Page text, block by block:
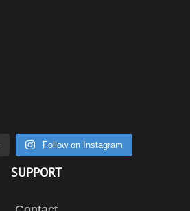
Follow on Instagram
SUPPORT